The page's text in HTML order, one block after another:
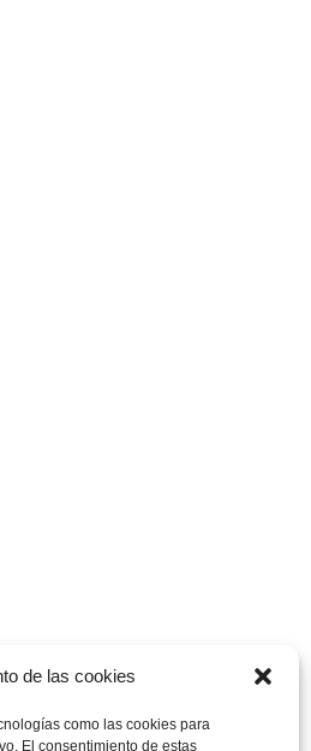
de las cookies
como las cookies para
El consentimiento de estas